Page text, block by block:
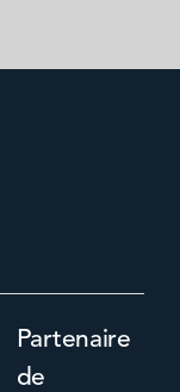
Partenaire
de